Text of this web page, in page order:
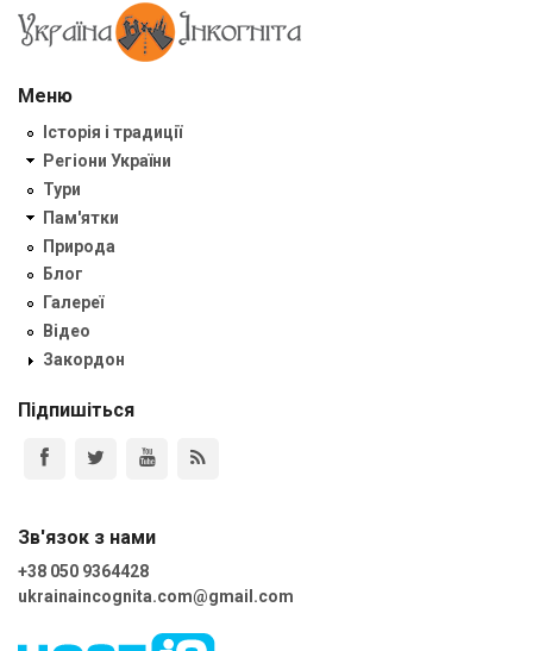
Меню
Історія і традиції
Регіони України
Тури
Пам'ятки
Природа
Блог
Галереї
Відео
Закордон
Підпишіться
Зв'язок з нами
+38 050 9364428
ukrainaincognita.com@gmail.com